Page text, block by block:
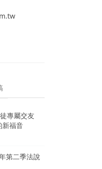
專屬交友
新福音
第二季法說